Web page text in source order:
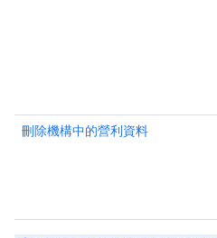
刪除機構中的營利資料